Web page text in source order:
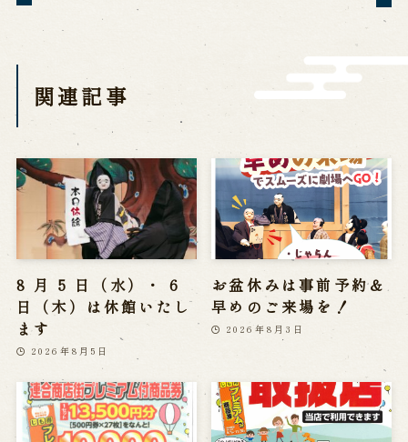
営業日時・料金
お問い合わせ
よくあるご質問
メールでお問い合わせ
お電話でお問い合わせ
予約
WEB予約
メールフォームから予約
お電話で予約
求人情報
※株式会社うずのくに南あわじの求人情報ページへ移動します
関連記事
8 月 5 日（水）・ 6
日（木）は休館いたし
ます
2026年8月5日
お盆休みは事前予約＆
早めのご来場を！
2026年8月3日